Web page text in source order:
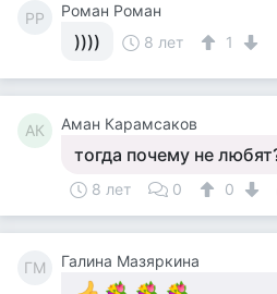
РР Роман Роман
)))) 8 лет 1
АК Аман Карамсаков
тогда почему не
8 лет 0 0
ГМ Галина Мазяркина